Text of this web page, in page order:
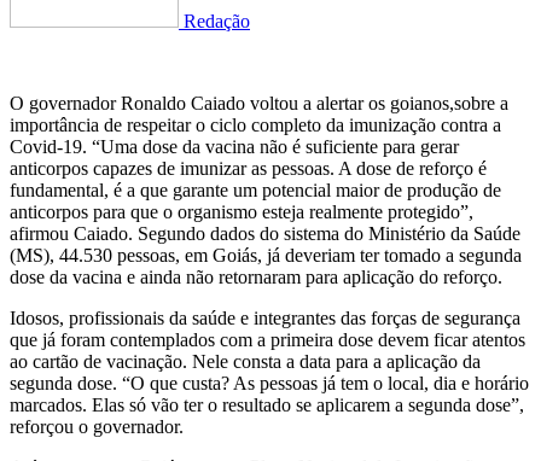
Redação
O governador Ronaldo Caiado voltou a alertar os goianos,sobre a
importância de respeitar o ciclo completo da imunização contra a
Covid-19. “Uma dose da vacina não é suficiente para gerar
anticorpos capazes de imunizar as pessoas. A dose de reforço é
fundamental, é a que garante um potencial maior de produção de
anticorpos para que o organismo esteja realmente protegido”,
afirmou Caiado. Segundo dados do sistema do Ministério da Saúde
(MS), 44.530 pessoas, em Goiás, já deveriam ter tomado a segunda
dose da vacina e ainda não retornaram para aplicação do reforço.
Idosos, profissionais da saúde e integrantes das forças de segurança
que já foram contemplados com a primeira dose devem ficar atentos
ao cartão de vacinação. Nele consta a data para a aplicação da
segunda dose. “O que custa? As pessoas já tem o local, dia e horário
marcados. Elas só vão ter o resultado se aplicarem a segunda dose”,
reforçou o governador.